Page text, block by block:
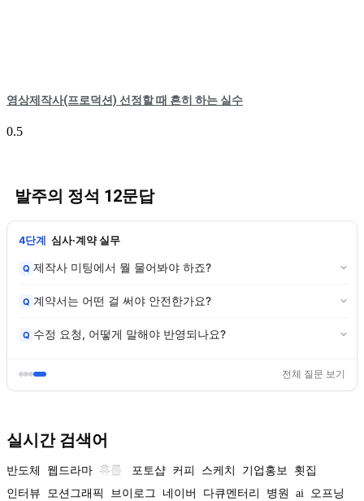
영상제작사(프로덕션) 선정할 때 흔히 하는 실수
발주의 정석 12문답
4단계 심사·계약 실무
Q 제작사 미팅에서 뭘 물어봐야 하죠?
Q 계약서는 어떤 걸 써야 안전한가요?
Q 수정 요청, 어떻게 말해야 반영되나요?
전체 질문 보기
실시간 검색어
반도체 웹드라마 휴롬 포토샵 커피 스케치 기업홍보
횟집
인터뷰
모션그래픽 브이로그 네이버 다큐멘터리 병원 ai 오프닝